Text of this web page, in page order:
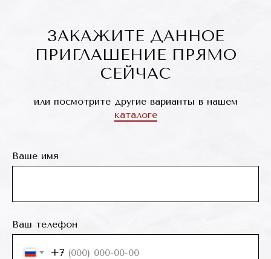
ЗАКАЖИТЕ ДАННОЕ
ПРИГЛАШЕНИЕ ПРЯМО
СЕЙЧАС
или посмотрите другие варианты в нашем
каталоге
Ваше имя
Ваш телефон
+7